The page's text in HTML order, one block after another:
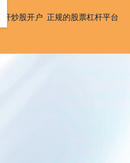
杠杆炒股开户 正规的股票杠杆平台